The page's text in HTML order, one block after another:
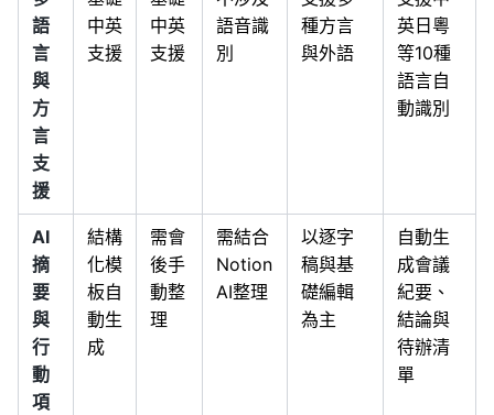
語
言
與
方
言
支
援
中英
支援
中英
支援
語音識
別
種方言
與外語
英日粵
等10種
語言自
動識別
AI
摘
要
與
行
動
項
結構
化模
板自
動生
成
需會
後手
動整
理
需結合
Notion
AI整理
以逐字
稿與基
礎編輯
為主
自動生
成會議
紀要、
結論與
待辦清
單